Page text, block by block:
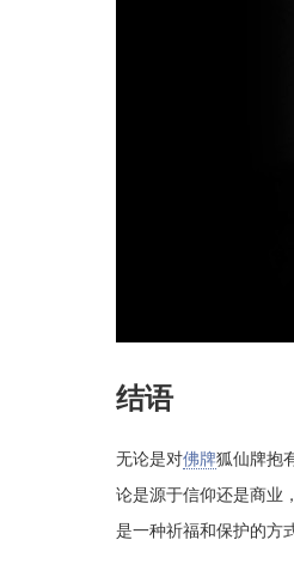
结语
无论是对佛牌狐仙牌抱
论是源于信仰还是商业
是一种祈福和保护的方